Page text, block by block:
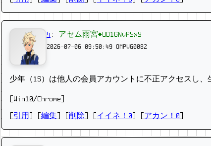
4 : アセム雨宮◆UD16NvPYxY
2026-07-06 09:50:49 OMPVG0082
少年（15）は他人の会員アカウントに不正アクセスし
[Win10/Chrome]
引用 編集 削除 イイネ！0 アカン！0